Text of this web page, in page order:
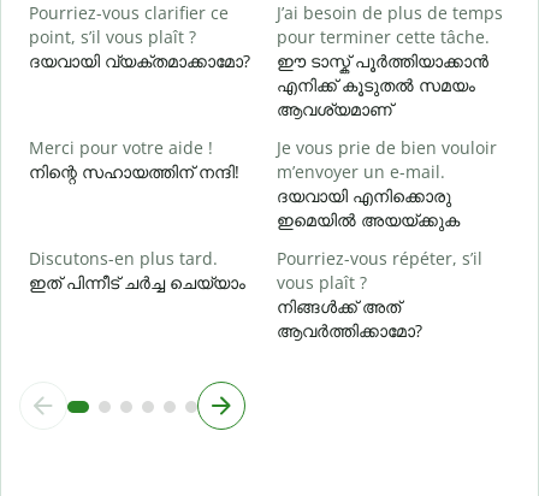
Pourriez-vous clarifier ce
point, s’il vous plaît ?
ദയവായി വ്യക്തമാക്കാമോ?
J’ai besoin de plus de temps
pour terminer cette tâche.
ഈ ടാസ്ക് പൂർത്തിയാക്കാൻ
എനിക്ക് കൂടുതൽ സമയം
ആവശ്യമാണ്
Merci pour votre aide !
നിന്റെ സഹായത്തിന് നന്ദി!
Je vous prie de bien vouloir
m’envoyer un e-mail.
ദയവായി എനിക്കൊരു
ഇമെയിൽ അയയ്ക്കുക
Discutons-en plus tard.
ഇത് പിന്നീട് ചർച്ച ചെയ്യാം
Pourriez-vous répéter, s’il
vous plaît ?
നിങ്ങൾക്ക് അത്
ആവർത്തിക്കാമോ?